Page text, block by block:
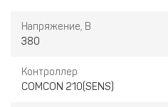
Напряжение, В
380
Контроллер
COMCON 210(SENS)